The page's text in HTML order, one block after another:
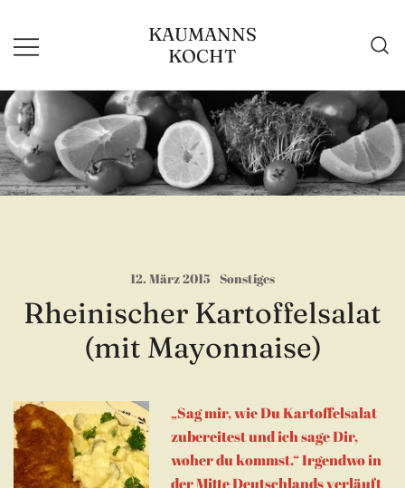
Inhalt
springen
KAUMANNS
KOCHT
12. März 2015 Sonstiges
Rheinischer Kartoffelsalat
(mit Mayonnaise)
„Sag mir, wie Du Kartoffelsalat
zubereitest und ich sage Dir,
woher du kommst.“ Irgendwo in
der Mitte Deutschlands verläuft